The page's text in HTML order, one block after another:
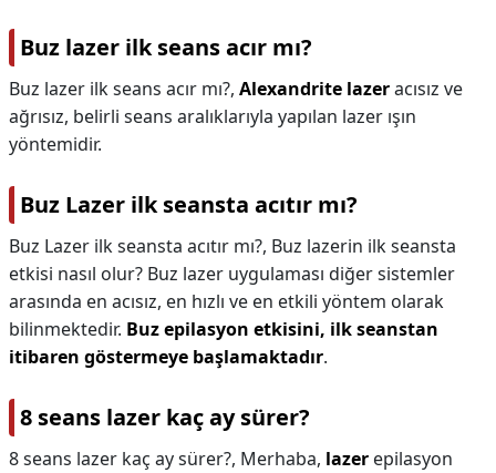
Buz lazer ilk seans acır mı?
Buz lazer ilk seans acır mı?, Alexandrite lazeracısız ve
ağrısız, belirli seans aralıklarıyla yapılan lazer ışın
yöntemidir.
Buz Lazer ilk seansta acıtır mı?
Buz Lazer ilk seansta acıtır mı?, Buz lazerin ilk seansta
etkisi nasıl olur? Buz lazer uygulaması diğer sistemler
arasında en acısız, en hızlı ve en etkili yöntem olarak
bilinmektedir. Buz epilasyon etkisini, ilk seanstan
itibaren göstermeye başlamaktadır.
8 seans lazer kaç ay sürer?
8 seans lazer kaç ay sürer?, Merhaba, lazer epilasyon